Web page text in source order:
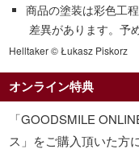
商品の塗装は彩色工
差異があります。予
Helltaker © Łukasz Piskorz
オンライン特典
「GOODSMILE
ス」をご購入頂いた方に